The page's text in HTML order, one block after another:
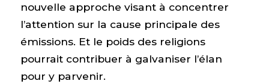
nouvelle approche visant à concentrer
l’attention sur la cause principale des
émissions. Et le poids des religions
pourrait contribuer à galvaniser l’élan
pour y parvenir.